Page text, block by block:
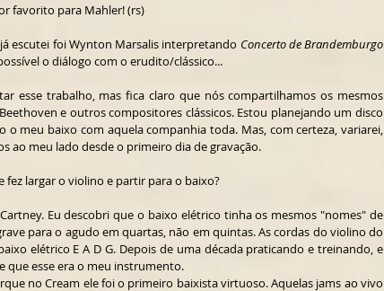
favorito para Mahler! (rs)
escutei foi Wynton Marsalis interpretando Concerto de Brandemburgo
o diálogo com o erudito/clássico...
esse trabalho, mas fica claro que nós compartilhamos os mesmos
e outros compositores clássicos. Estou planejando um disco
o meu baixo com aquela companhia toda. Mas, com certeza, variarei,
ao meu lado desde o primeiro dia de gravação.
fez largar o violino e partir para o baixo?
Eu descobri que o baixo elétrico tinha os mesmos "nomes" de
para o agudo em quartas, não em quintas. As cordas do violino do
elétrico E A D G. Depois de uma década praticando e treinando, e
que esse era o meu instrumento.